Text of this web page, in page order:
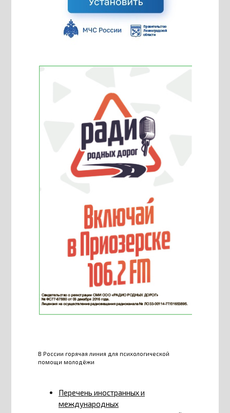
В России горячая линия для психологической
помощи молодёжи
Перечень иностранных и
международных